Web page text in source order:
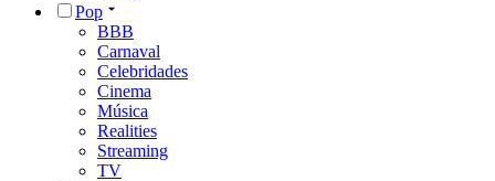
Pop
BBB
Carnaval
Celebridades
Cinema
Música
Realities
Streaming
TV